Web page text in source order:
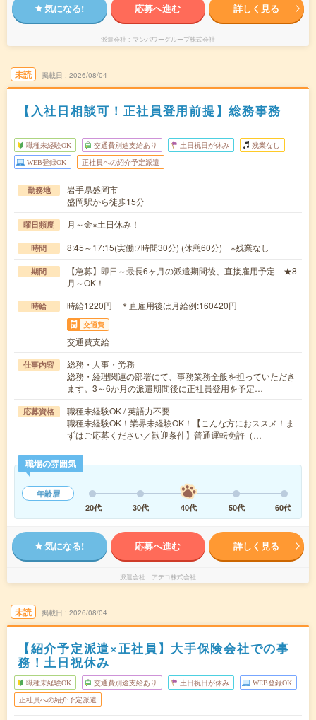
気になる! 応募へ進む 詳しく見る
派遣会社 マンパワーグループ株式会社
未読 掲載日 2026/08/04
【入社日相談可！正社員登用前提】総務事務
職種未経験OK 交通費別途支給あり 土日祝日が休み 残業なし
WEB登録OK 正社員への紹介予定派遣
勤務地
岩手県盛岡市
盛岡駅から徒歩15分
曜日頻度 月～金※土日休み！
時間 8:45～17:15(実働:7時間30分) (休憩60分) ※残業なし
期間
【急募】即日～最長6ヶ月の派遣期間後、直接雇用予定 ★8
月～OK！
時給 時給1220円 ＊直雇用後は月給例:160420円
交通費
交通費支給
仕事内容
総務・人事・労務
総務・経理関連の部署にて、事務業務全般を担っていただき
ます。3～6か月の派遣期間後に正社員登用を予定…
応募資格
職種未経験OK / 英語力不要
職種未経験OK！業界未経験OK！【こんな方におススメ！ま
ずはご応募ください／歓迎条件】普通運転免許（…
職場の雰囲気
年齢層
20代
30代 40代 50代 60代
気になる! 応募へ進む 詳しく見る
派遣会社 アデコ株式会社
未読 掲載日 2026/08/04
【紹介予定派遣×正社員】大手保険会社での事
務！土日祝休み
職種未経験OK 交通費別途支給あり 土日祝日が休み WEB登録OK
正社員への紹介予定派遣